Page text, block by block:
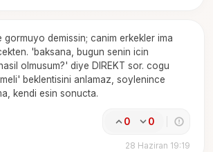
gormuyo demissin; canim erkekler ima
'baksana, bugun senin icin
olmusum?' diye DIREKT sor. cogu
beklentisini anlamaz, soylenince
kendi esin sonucta.
0 0
28 Haziran 19:19